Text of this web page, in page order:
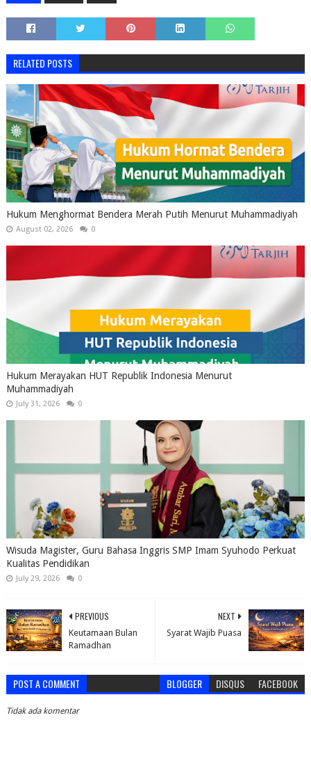
RELATED POSTS
Hukum Menghormat Bendera Merah Putih Menurut Muhammadiyah
August 02, 2026 0
Hukum Merayakan HUT Republik Indonesia Menurut
Muhammadiyah
July 31, 2026 0
Wisuda Magister, Guru Bahasa Inggris SMP Imam Syuhodo Perkuat
Kualitas Pendidikan
July 29, 2026 0
NEXT
Syarat Wajib Puasa
PREVIOUS
Keutamaan Bulan
Ramadhan
POST A COMMENT BLOGGER DISQUS FACEBOOK
Tidak ada komentar